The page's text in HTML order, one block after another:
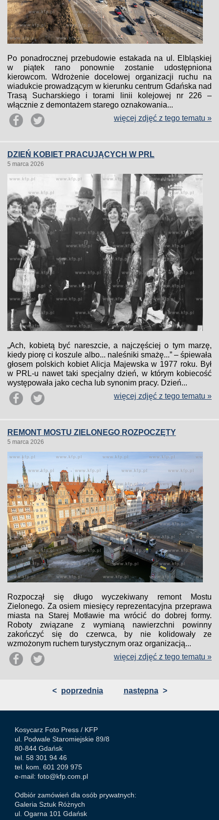
Po ponadrocznej przebudowie estakada na ul. Elbląskiej
w piątek rano ponownie zostanie udostępniona
kierowcom. Wdrożenie docelowej organizacji ruchu na
wiadukcie prowadzącym w kierunku centrum Gdańska nad
Trasą Sucharskiego i torami linii kolejowej nr 226 –
włącznie z demontażem starego oznakowania...
więcej zdjęć z tego tematu »
DZIEŃ KOBIET PRACUJĄCYCH W PRL
5 marca 2026
„Ach, kobietą być nareszcie, a najczęściej o tym marzę,
kiedy piorę ci koszule albo... naleśniki smażę...” – śpiewała
głosem polskich kobiet Alicja Majewska w 1977 roku. Był
w PRL-u nawet taki specjalny dzień, w którym kobiecość
występowała jako cecha lub synonim pracy. Dzień...
więcej zdjęć z tego tematu »
REMONT MOSTU ZIELONEGO ROZPOCZĘTY
5 marca 2026
Rozpoczął się długo wyczekiwany remont Mostu
Zielonego. Za osiem miesięcy reprezentacyjna przeprawa
miasta na Starej Motławie ma wrócić do dobrej formy.
Roboty związane z wymianą nawierzchni powinny
zakończyć się do czerwca, by nie kolidowały ze
wzmożonym ruchem turystycznym oraz organizacją...
więcej zdjęć z tego tematu »
< poprzednia następna >
Kosycarz Foto Press / KFP
ul. Podwale Staromiejskie 89/8
80-844 Gdańsk
tel. 58 301 94 46
tel. kom. 601 209 975
e-mail: foto@kfp.com.pl
Odbiór zamówień dla osób prywatnych:
Galeria Sztuk Różnych
ul. Ogarna 101 Gdańsk